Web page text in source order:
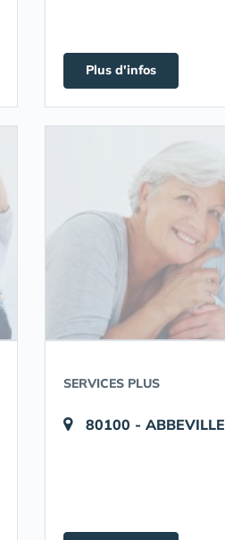
Plus d'infos
SERVICES PLUS
80100 - ABBEVILLE